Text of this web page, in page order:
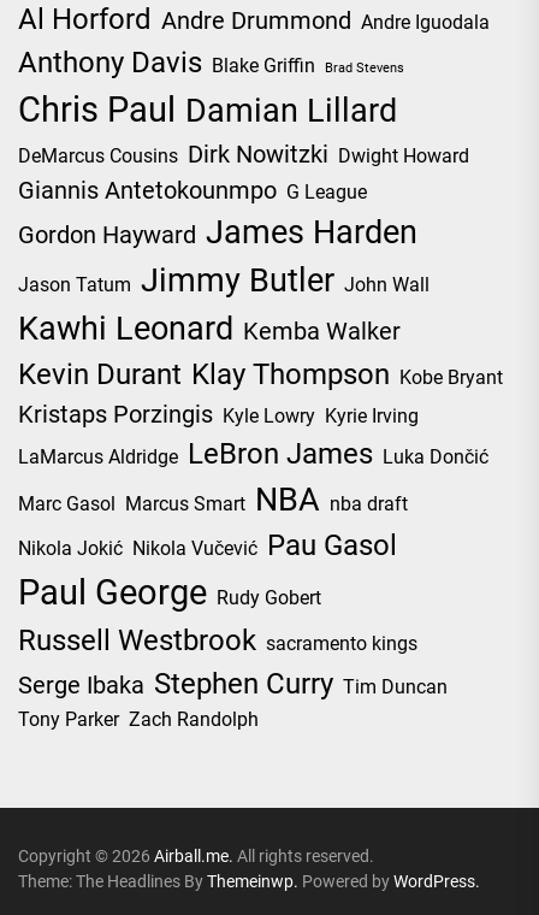
Al Horford Andre Drummond Andre Iguodala
Anthony Davis Blake Griffin Brad Stevens
Chris Paul Damian Lillard
DeMarcus Cousins Dirk Nowitzki Dwight Howard
Giannis Antetokounmpo G League
Gordon Hayward James Harden
Jason Tatum Jimmy Butler John Wall
Kawhi Leonard Kemba Walker
Kevin Durant Klay Thompson Kobe Bryant
Kristaps Porzingis Kyle Lowry Kyrie Irving
LaMarcus Aldridge LeBron James Luka Dončić
Marc Gasol Marcus Smart NBA nba draft
Nikola Jokić Nikola Vučević Pau Gasol
Paul George Rudy Gobert
Russell Westbrook sacramento kings
Serge Ibaka Stephen Curry Tim Duncan
Tony Parker Zach Randolph
Copyright © 2026 Airball.me. All rights reserved.
Theme: The Headlines ByThemeinwp. Powered byWordPress.